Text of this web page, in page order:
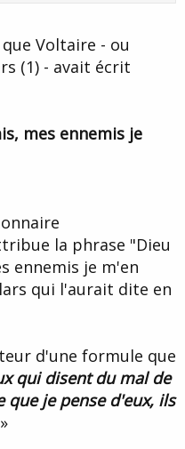
Voltaire - ou
(1) - avait écrit
mes ennemis je
la phrase "Dieu
ennemis je m'en
qui l'aurait dite en
d'une formule que
qui disent du mal de
que je pense d'eux, ils
»